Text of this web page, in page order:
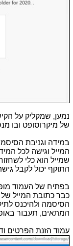
נמען, שמקליק על
של מיקרוסופט ובו
במידה וגניבת
המייל וגישה לכל
שמייל הוא כלי
התוקף יכול לקבל
בפתיח של העמוד
כבר כתובת המייל של
הסיסמה ולהיכנס
המתאים, תעבור
עמוד הזנת הפרטים